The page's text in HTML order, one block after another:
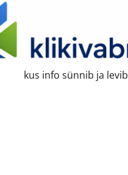
kus info sünnib ja levib